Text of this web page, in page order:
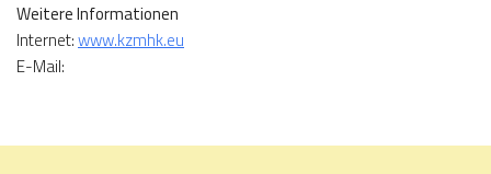
Weitere Informationen
Internet:www.kzmhk.eu
E-Mail: